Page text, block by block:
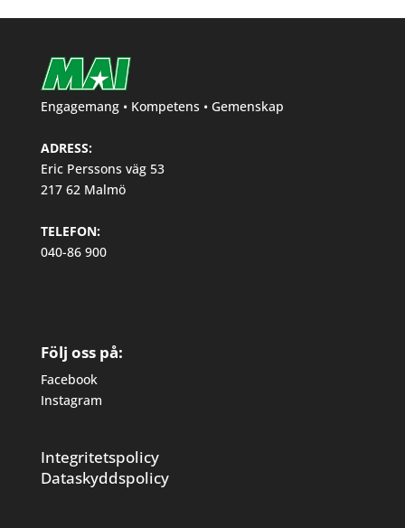
Engagemang • Kompetens • Gemenskap
ADRESS:
Eric Perssons väg 53
217 62 Malmö
TELEFON:
040-86 900
Följ oss på:
Facebook
Instagram
Integritetspolicy
Dataskyddspolicy